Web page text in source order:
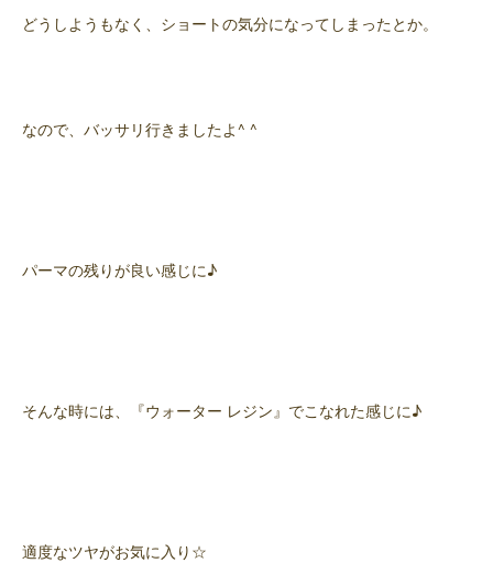
どうしようもなく、ショートの気分になってしまったとか。
なので、バッサリ行きましたよ^ ^
パーマの残りが良い感じに♪
そんな時には、『ウォーター レジン』でこなれた感じに♪
適度なツヤがお気に入り☆